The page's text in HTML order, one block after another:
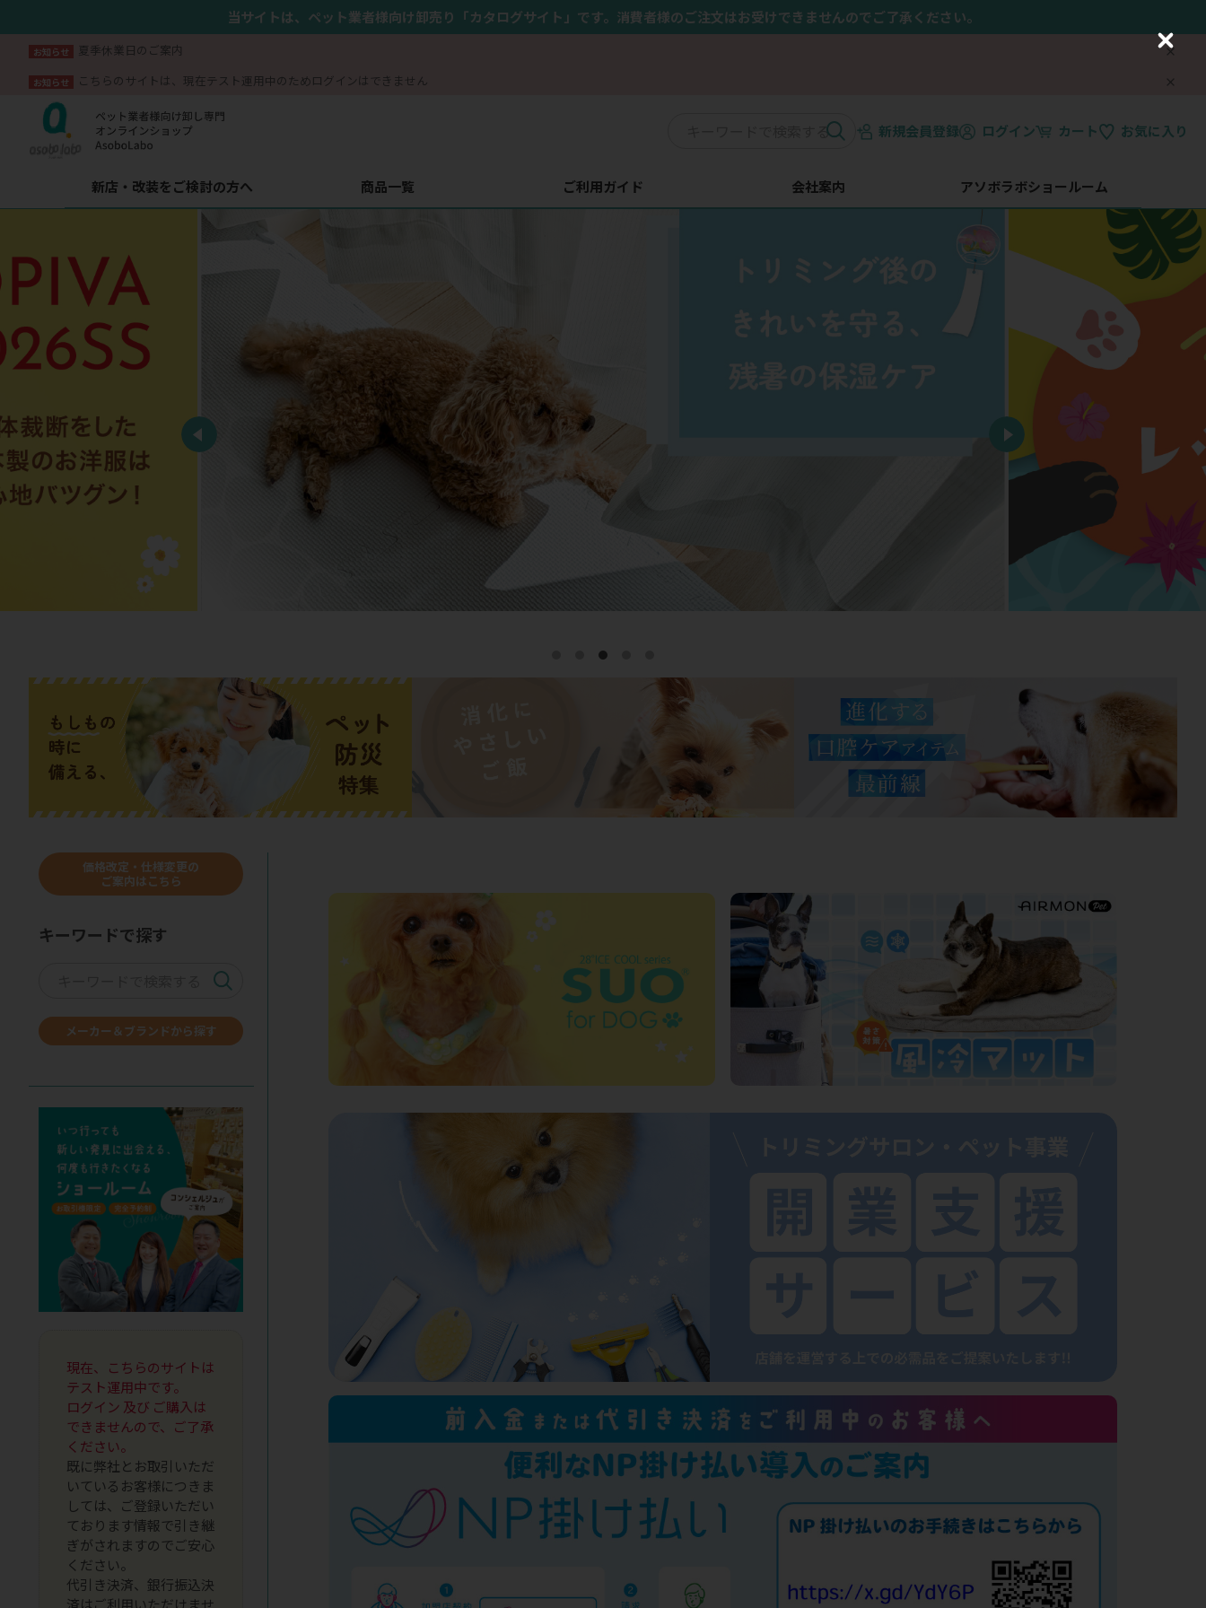
当サイトは、ペット業者様向け卸売り「カタログサイト」です。消費者様のご注文はお受けできませんのでご了承ください。
お知らせ 夏季休業日のご案内
お知らせ こちらのサイトは、現在テスト運用中のためログインはできません
新規会員登録 ログイン カート お気に入り
新店・改装をご検討の方へ 商品一覧 ご利用ガイド 会社案内 アソボラボショールーム
価格改定・仕様変更の
ご案内はこちら
キーワードで探す
メーカー＆ブランドから探す
現在、こちらのサイトは
テスト運用中です。
ログイン 及び ご購入は
できませんので、ご了承
ください。
既に弊社とお取引いただ
いているお客様につきま
しては、ご登録いただい
ております情報で引き継
ぎがされますのでご安心
ください。
代引き決済、銀行振込決
済はご利用いただけませ
C
o